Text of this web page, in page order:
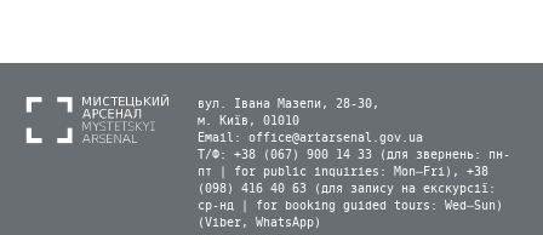
вул. Івана Мазепи, 28-30,
м. Київ, 01010
Email: office@artarsenal.gov.ua
Т/Ф: +38 (067) 900 14 33 (для звернень: пн-
пт | for public inquiries: Mon–Fri), +38
(098) 416 40 63 (для запису на екскурсії:
ср-нд | for booking guided tours: Wed–Sun)
(Viber, WhatsApp)